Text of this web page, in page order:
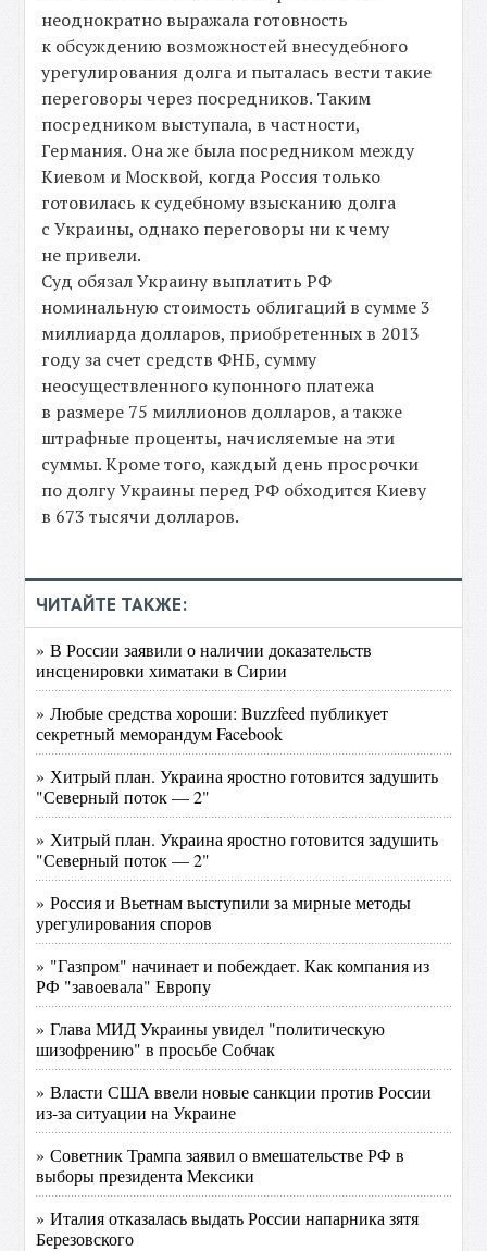
неоднократно выражала готовность
к обсуждению возможностей внесудебного
урегулирования долга и пыталась вести такие
переговоры через посредников. Таким
посредником выступала, в частности,
Германия. Она же была посредником между
Киевом и Москвой, когда Россия только
готовилась к судебному взысканию долга
с Украины, однако переговоры ни к чему
не привели.
Суд обязал Украину выплатить РФ
номинальную стоимость облигаций в сумме 3
миллиарда долларов, приобретенных в 2013
году за счет средств ФНБ, сумму
неосуществленного купонного платежа
в размере 75 миллионов долларов, а также
штрафные проценты, начисляемые на эти
суммы. Кроме того, каждый день просрочки
по долгу Украины перед РФ обходится Киеву
в 673 тысячи долларов.
ЧИТАЙТЕ ТАКЖЕ:
» В России заявили о наличии доказательств
инсценировки химатаки в Сирии
» Любые средства хороши: Buzzfeed публикует
секретный меморандум Facebook
» Хитрый план. Украина яростно готовится задушить
"Северный поток — 2"
» Хитрый план. Украина яростно готовится задушить
"Северный поток — 2"
» Россия и Вьетнам выступили за мирные методы
урегулирования споров
» "Газпром" начинает и побеждает. Как компания из
РФ "завоевала" Европу
» Глава МИД Украины увидел "политическую
шизофрению" в просьбе Собчак
» Власти США ввели новые санкции против России
из-за ситуации на Украине
» Советник Трампа заявил о вмешательстве РФ в
выборы президента Мексики
» Италия отказалась выдать России напарника зятя
Березовского